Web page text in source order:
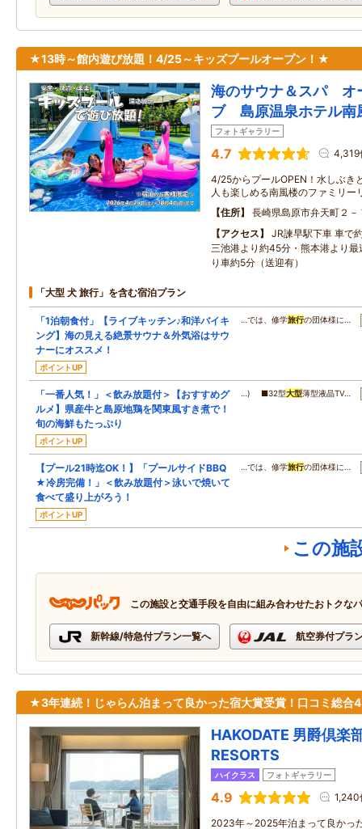
★13時～館内遊び放題！4/25～キッズプールオープン！★
海のサウナ＆スパ オ
ブ 島原温泉ホテル南
フォトギャラリー
4.7 4,319
4/25からプールOPEN！水しぶき
人も楽しめる南風楼のファミリー
住所
長崎県島原市弁天町２
アクセス
JR諫早駅下車 車で
三池港より約45分・熊本港より
り車約5分（送迎有）
「大型 犬 旅行」を含む宿泊プラン
「1泊朝食付」【ライブキッチン♪和洋バイキ
ング】海の見える絶景サウナ＆外気浴はサウ
ナーにオススメ！
ポイントUP
…では、修学旅行の団体様に…
「一番人気！」＜飲み放題付＞【おすすめグ
ルメ】県産牛と島原地鶏を関東風すき煮で！
旬の海鮮もたっぷり
ポイントUP
…) ■32型大型薄型液晶TV…
【プール21時迄OK！】「プールサイドBBQ
★冷房完備！」＜飲み放題付＞泳いで焼いて
食べて盛り上がろう！
ポイントUP
…では、修学旅行の団体様に…
この施
この施設と交通手段を自由に組み合わせたおトクな
新幹線/特急付プラン一覧へ 航空券付プラ
★3年連続！じゃらん泊まって良かった宿大賞受賞！口コミ総
HAKODATE 男爵倶楽
RESORTS
ハイクラス フォトギャラリー
4.9 1,240
2023年～2025年泊まって良かっ